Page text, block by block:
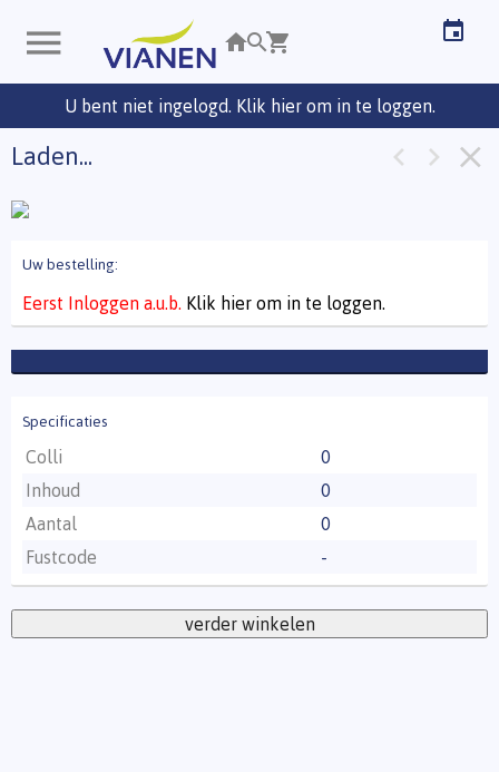
U bent niet ingelogd. Klik hier om in te loggen.
Laden...
Uw bestelling:
Eerst Inloggen a.u.b. Klik hier om in te loggen.
Specificaties
Colli
0
Inhoud
0
Aantal
0
Fustcode
-
verder winkelen